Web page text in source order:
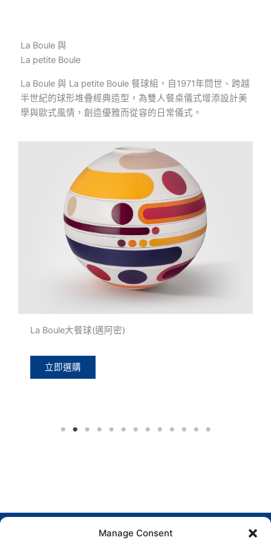
Manage Consent
La Boule 與
La petite Boule
La Boule 與 La petite Boule 餐球組，自1971年問世、跨越
半世紀的球形堆疊經典造型，為雙人餐桌儀式增添設計美
學與歐式風情，創造優雅而從容的日常儀式。
La Boule小餐球(孟菲斯)
立即選購